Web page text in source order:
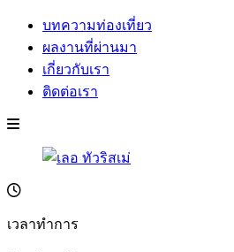
บทความท่องเที่ยว
ผลงานที่ผ่านมา
เกี่ยวกับเรา
ติดต่อเรา
เวลาทำการ